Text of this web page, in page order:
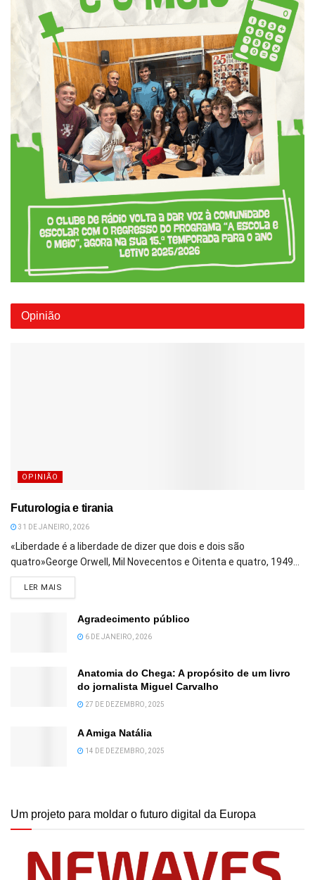
Opinião
OPINIÃO
Futurologia e tirania
31 DE JANEIRO, 2026
«Liberdade é a liberdade de dizer que dois e dois são
quatro»George Orwell, Mil Novecentos e Oitenta e quatro, 1949...
LER MAIS
Agradecimento público
6 DE JANEIRO, 2026
Anatomia do Chega: A propósito de um livro
do jornalista Miguel Carvalho
27 DE DEZEMBRO, 2025
A Amiga Natália
14 DE DEZEMBRO, 2025
Um projeto para moldar o futuro digital da Europa